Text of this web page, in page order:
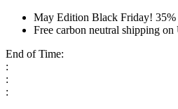
May Edition Black Friday! 35%
Free carbon neutral shipping on
End of Time:
:
:
: